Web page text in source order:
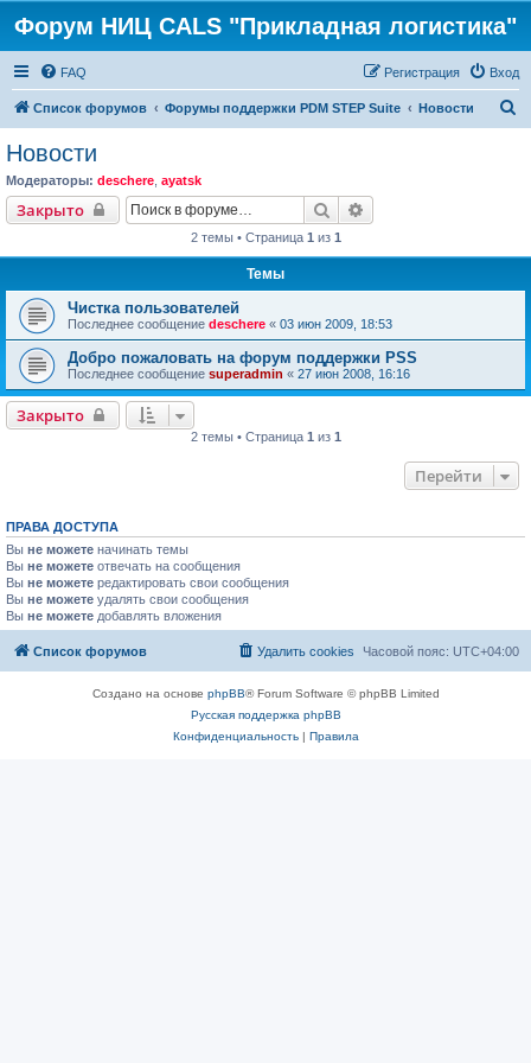
Форум НИЦ CALS "Прикладная логистика"
FAQ Вход
Регистрация
Список форумов Форумы поддержки PDM STEP Suite Новости
Новости
Модераторы: deschere ayatsk
Закрыто Поиск
2 темы • Страница 1 из 1
Темы
Чистка пользователей
Последнее сообщение deschere « 03 июн 2009, 18:53
Добро пожаловать на форум поддержки PSS
Последнее сообщение superadmin « 27 июн 2008, 16:16
Закрыто
2 темы • Страница 1 из 1
Перейти
ПРАВА ДОСТУПА
Вы не можете начинать темы
Вы не можете отвечать на сообщения
Вы не можете редактировать свои сообщения
Вы не можете удалять свои сообщения
Вы не можете добавлять вложения
Список форумов Часовой пояс: UTC+04:00
Удалить cookies
Создано на основе phpBB® Forum Software © phpBB Limited
Русская поддержка phpBB
Конфиденциальность| Правила